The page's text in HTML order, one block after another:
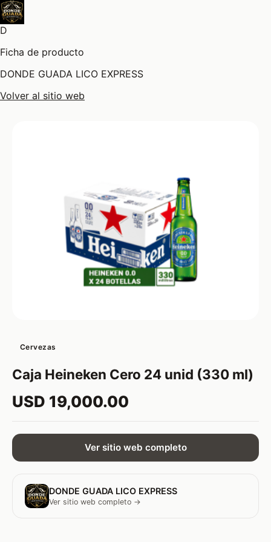
D
Ficha de producto
DONDE GUADA LICO EXPRESS
Volver al sitio web
Cervezas
Caja Heineken Cero 24 unid (330 ml)
USD 19,000.00
Ver sitio web completo
DONDE GUADA LICO EXPRESS
Ver sitio web completo →